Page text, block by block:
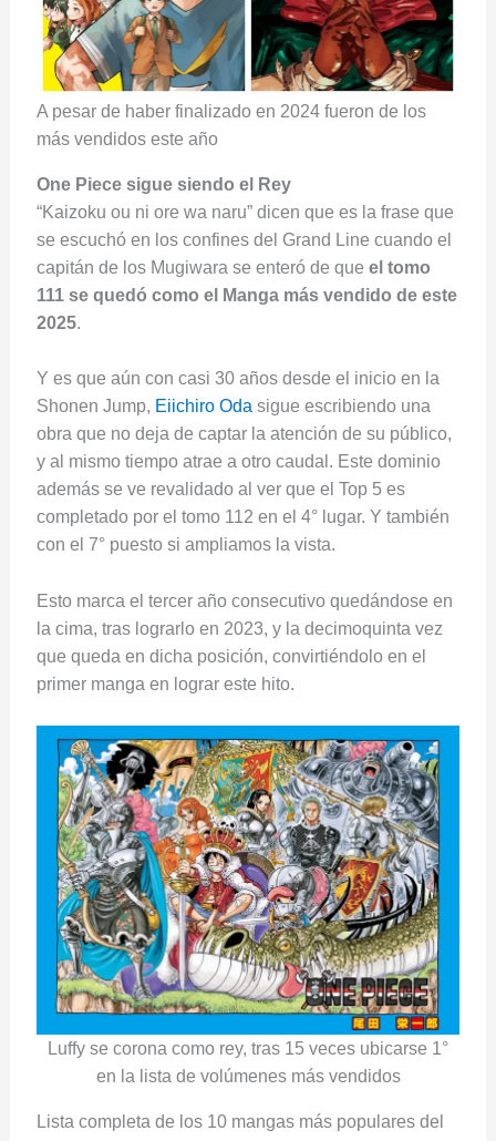
A pesar de haber finalizado en 2024 fueron de los
más vendidos este año
One Piece sigue siendo el Rey
“Kaizoku ou ni ore wa naru” dicen que es la frase que
se escuchó en los confines del Grand Line cuando el
capitán de los Mugiwara se enteró de que el tomo
111 se quedó como el Manga más vendido de este
2025.
Y es que aún con casi 30 años desde el inicio en la
Shonen Jump, Eiichiro Oda sigue escribiendo una
obra que no deja de captar la atención de su público,
y al mismo tiempo atrae a otro caudal. Este dominio
además se ve revalidado al ver que el Top 5 es
completado por el tomo 112 en el 4° lugar. Y también
con el 7° puesto si ampliamos la vista.
Esto marca el tercer año consecutivo quedándose en
la cima, tras lograrlo en 2023, y la decimoquinta vez
que queda en dicha posición, convirtiéndolo en el
primer manga en lograr este hito.
Luffy se corona como rey, tras 15 veces ubicarse 1°
en la lista de volúmenes más vendidos
Lista completa de los 10 mangas más populares del